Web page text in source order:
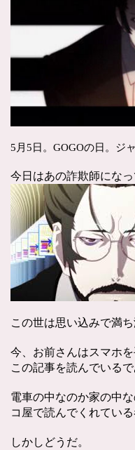
5月5日。GOGOの日。ジ
今日はあの詐欺師にな
この世は思い込みで満ち
今、お前さんはスマホを
この記事を読んでいるで
電車の中なのか家の中
コ屋で読んでくれている
しかしどうだ。